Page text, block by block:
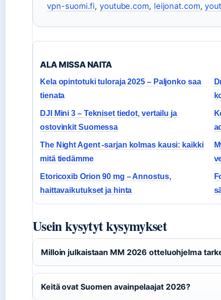
vpn-suomi.fi,youtube.com, leijonat.com,
ALA MISSA NAITA
Kela opintotuki tuloraja 2025 – Paljonko saa
tienata
DJI Mini 3 – Tekniset tiedot, vertailu ja
ostovinkit Suomessa
The Night Agent -sarjan kolmas kausi: kaikki
mitä tiedämme
Etoricoxib Orion 90 mg – Annostus,
haittavaikutukset ja hinta
Usein kysytyt kysymykset
Milloin julkaistaan MM 2026 otteluohjelma
Keitä ovat Suomen avainpelaajat 2026?